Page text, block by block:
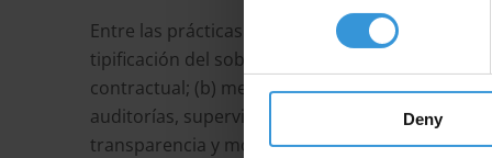
Deny
Entre las prácticas se incluye (a) asegurar
tipificación del soborno, procedimientos
contractual; (b) mecanismos para monitorear
auditorías, supervisión parlamentaria,
transparencia y monitoreo empresarial; y (d)